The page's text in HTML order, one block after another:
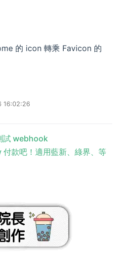
的 icon 轉乘 Favicon 的
16:02:26
試 webhook
款吧！適用藍新、綠界、等